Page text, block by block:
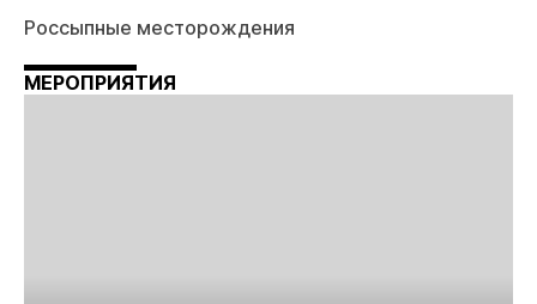
Россыпные месторождения
МЕРОПРИЯТИЯ